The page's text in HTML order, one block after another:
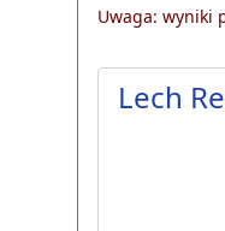
Uwaga: wyniki
Lech